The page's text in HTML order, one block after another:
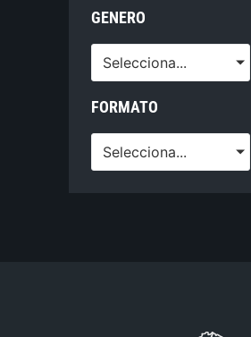
GENERO
Selecciona...
FORMATO
Selecciona...